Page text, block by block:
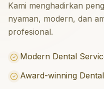
Kami menghadirkan
nyaman, modern, dan
profesional.
Modern Dental
Award-winning